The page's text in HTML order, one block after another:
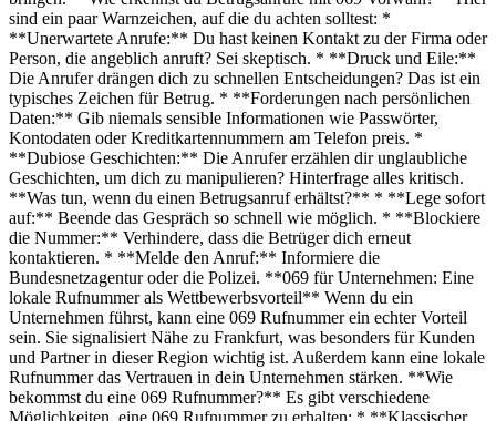
sind ein paar Warnzeichen, auf die du achten solltest: *
**Unerwartete Anrufe:** Du hast keinen Kontakt zu der Firma oder
Person, die angeblich anruft? Sei skeptisch. * **Druck und Eile:**
Die Anrufer drängen dich zu schnellen Entscheidungen? Das ist ein
typisches Zeichen für Betrug. * **Forderungen nach persönlichen
Daten:** Gib niemals sensible Informationen wie Passwörter,
Kontodaten oder Kreditkartennummern am Telefon preis. *
**Dubiose Geschichten:** Die Anrufer erzählen dir unglaubliche
Geschichten, um dich zu manipulieren? Hinterfrage alles kritisch.
**Was tun, wenn du einen Betrugsanruf erhältst?** * **Lege sofort
auf:** Beende das Gespräch so schnell wie möglich. * **Blockiere
die Nummer:** Verhindere, dass die Betrüger dich erneut
kontaktieren. * **Melde den Anruf:** Informiere die
Bundesnetzagentur oder die Polizei. **069 für Unternehmen: Eine
lokale Rufnummer als Wettbewerbsvorteil** Wenn du ein
Unternehmen führst, kann eine 069 Rufnummer ein echter Vorteil
sein. Sie signalisiert Nähe zu Frankfurt, was besonders für Kunden
und Partner in dieser Region wichtig ist. Außerdem kann eine lokale
Rufnummer das Vertrauen in dein Unternehmen stärken. **Wie
bekommst du eine 069 Rufnummer?** Es gibt verschiedene
Möglichkeiten, eine 069 Rufnummer zu erhalten: * **Klassischer